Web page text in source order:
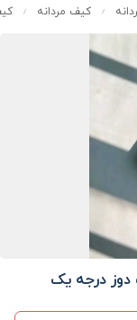
/ کیف مردانه /
درجه یک